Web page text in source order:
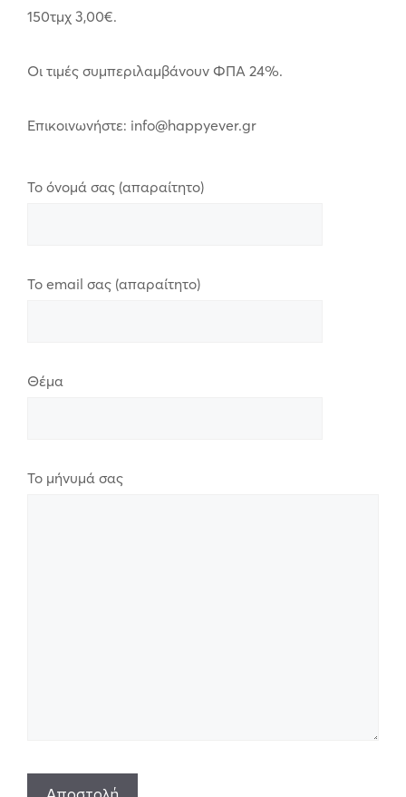
150τμχ 3,00€.
Οι τιμές συμπεριλαμβάνουν ΦΠΑ 24%.
Επικοινωνήστε: info@happyever.gr
Το όνομά σας (απαραίτητο)
Το email σας (απαραίτητο)
Θέμα
Το μήνυμά σας